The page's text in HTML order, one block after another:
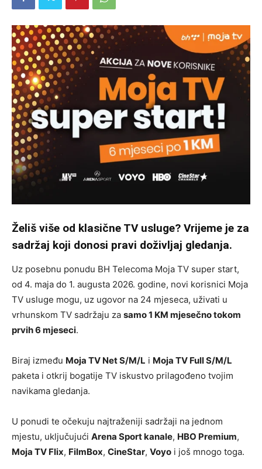
Želiš više od klasične TV usluge? Vrijeme je za
sadržaj koji donosi pravi doživljaj gledanja.
Uz posebnu ponudu BH Telecoma Moja TV super start,
od 4. maja do 1. augusta 2026. godine, novi korisnici Moja
TV usluge mogu, uz ugovor na 24 mjeseca, uživati u
vrhunskom TV sadržaju za samo 1 KM mjesečno tokom
prvih 6 mjeseci.
Biraj između Moja TV Net S/M/L i Moja TV Full S/M/L
paketa i otkrij bogatije TV iskustvo prilagođeno tvojim
navikama gledanja.
U ponudi te očekuju najtraženiji sadržaji na jednom
mjestu, uključujući Arena Sport kanale, HBO Premium,
Moja TV Flix, FilmBox, CineStar, Voyo i još mnogo toga.